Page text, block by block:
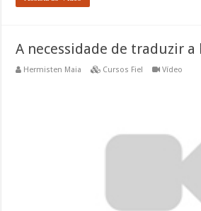
A necessidade de traduzir a
Hermisten Maia Cursos Fiel Vídeo